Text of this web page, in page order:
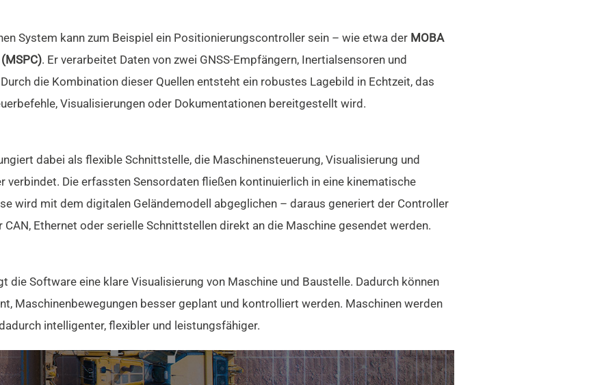
System kann zum Beispiel ein Positionierungscontroller sein – wie etwa der MOBA
. Er verarbeitet Daten von zwei GNSS-Empfängern, Inertialsensoren und
die Kombination dieser Quellen entsteht ein robustes Lagebild in Echtzeit, das
Visualisierungen oder Dokumentationen bereitgestellt wird.
dabei als flexible Schnittstelle, die Maschinensteuerung, Visualisierung und
verbindet. Die erfassten Sensordaten fließen kontinuierlich in eine kinematische
wird mit dem digitalen Geländemodell abgeglichen – daraus generiert der Controller
CAN, Ethernet oder serielle Schnittstellen direkt an die Maschine gesendet werden.
die Software eine klare Visualisierung von Maschine und Baustelle. Dadurch können
Maschinenbewegungen besser geplant und kontrolliert werden. Maschinen werden
intelligenter, flexibler und leistungsfähiger.